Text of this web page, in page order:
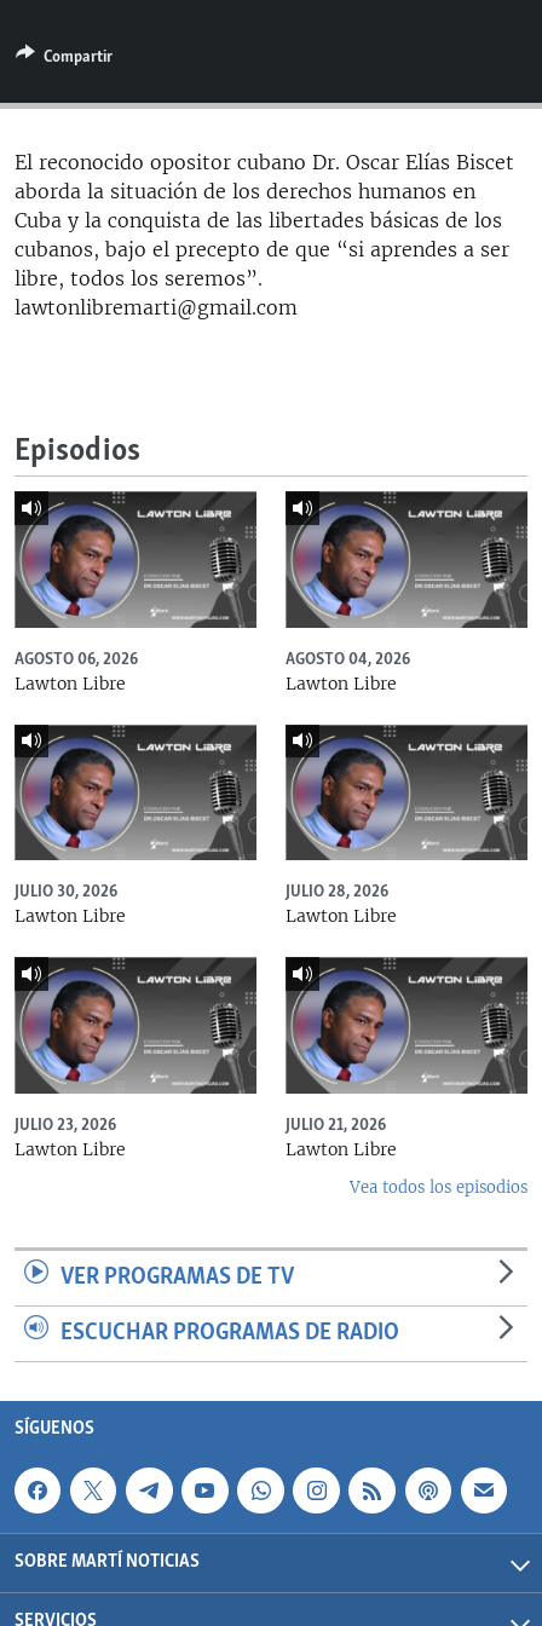
ESPECIALES
ESPECIALES
LA REALIDAD DE LA VIVIENDA EN CUBA
SER VIEJO EN CUBA
KENTU-CUBANO
LOS SANTOS DE HIALEAH
DESINFORMACIÓN RUSA EN AMÉRICA LATINA
MULTIMEDIA
EDITORIALES
SÍGUENOS
Compartir
El reconocido opositor cubano Dr. Oscar Elías Biscet
aborda la situación de los derechos humanos en
Cuba y la conquista de las libertades básicas de los
cubanos, bajo el precepto de que “si aprendes a ser
libre, todos los seremos”.
lawtonlibremarti@gmail.com
Episodios
AGOSTO 06, 2026
Lawton Libre
AGOSTO 04, 2026
Lawton Libre
JULIO 30, 2026
Lawton Libre
JULIO 28, 2026
Lawton Libre
JULIO 23, 2026
Lawton Libre
JULIO 21, 2026
Lawton Libre
Vea todos los episodios
VER PROGRAMAS DE TV
ESCUCHAR PROGRAMAS DE RADIO
SÍGUENOS
SOBRE MARTÍ NOTICIAS
SERVICIOS